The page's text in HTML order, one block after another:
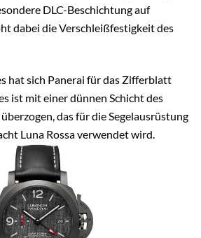
DLC-Beschichtung auf
dabei die Verschleißfestigkeit des
hat sich Panerai für das Zifferblatt
ist mit einer dünnen Schicht des
das für die Segelausrüstung
Luna Rossa verwendet wird.